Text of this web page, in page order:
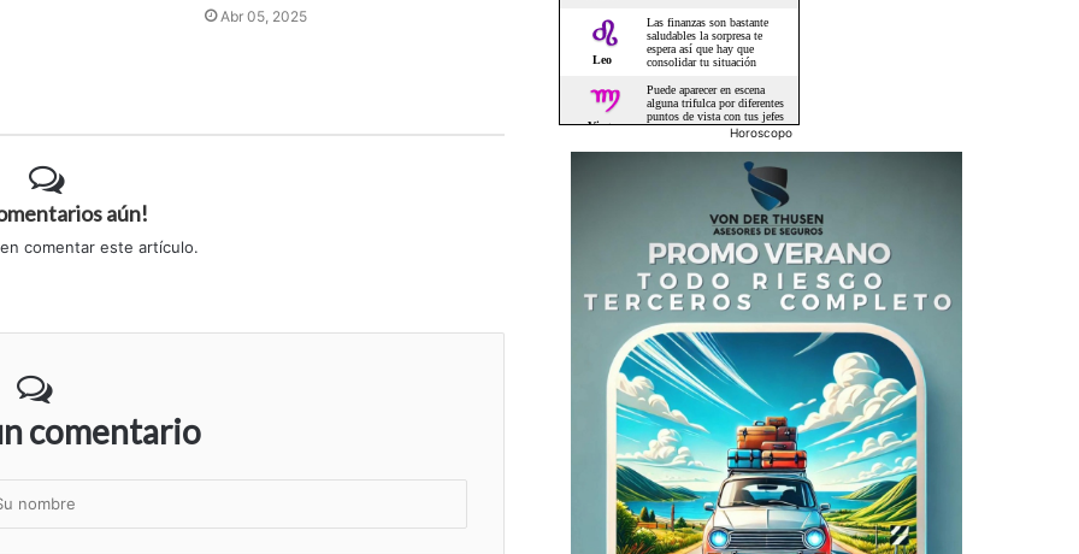
Abr 05, 2025
aún!
comentar este artículo.
comentario
Horoscopo